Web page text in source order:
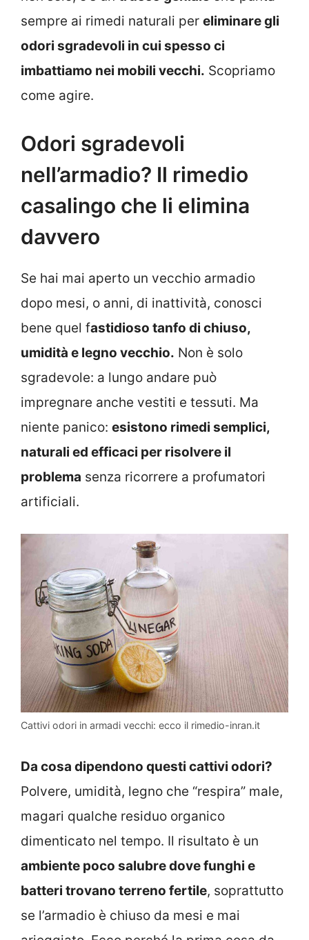
sempre ai rimedi naturali per eliminare gli
odori sgradevoli in cui spesso ci
imbattiamo nei mobili vecchi. Scopriamo
come agire.
Odori sgradevoli
nell’armadio? Il rimedio
casalingo che li elimina
davvero
Se hai mai aperto un vecchio armadio
dopo mesi, o anni, di inattività, conosci
bene quel fastidioso tanfo di chiuso,
umidità e legno vecchio. Non è solo
sgradevole: a lungo andare può
impregnare anche vestiti e tessuti. Ma
niente panico: esistono rimedi semplici,
naturali ed efficaci per risolvere il
problema senza ricorrere a profumatori
artificiali.
Cattivi odori in armadi vecchi: ecco il rimedio-inran.it
Da cosa dipendono questi cattivi odori?
Polvere, umidità, legno che “respira” male,
magari qualche residuo organico
dimenticato nel tempo. Il risultato è un
ambiente poco salubre dove funghi e
batteri trovano terreno fertile, soprattutto
se l’armadio è chiuso da mesi e mai